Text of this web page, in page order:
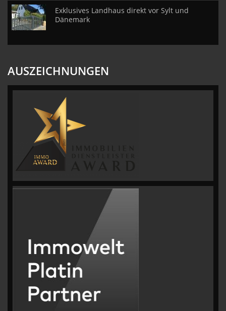
Exklusives Landhaus direkt vor Sylt und
Dänemark
AUSZEICHNUNGEN